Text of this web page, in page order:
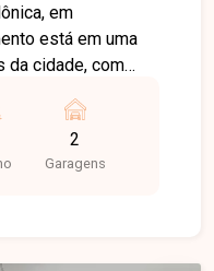
em
está em uma
da cidade, com
universidades,
restaurantes
proporcionando
2
Garagens